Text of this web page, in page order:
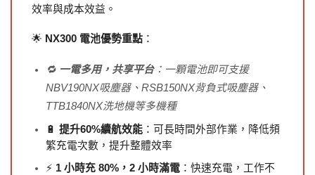
效率與成本效益。
🌟 NX300 電池優勢重點 ：
🔁 一電多用，共享平台：一顆電池即可支援
NBV190NX吸塵器、RSB150NX背負式吸塵器、
TTB1840NX洗地機等多機種
🔋 提升60%續航效能 ：可長時間外部作業，降低頻
繁充電次數，提升整體效率
⚡ 1 小時充 80%，2 小時滿電 ：快速充電，工作不